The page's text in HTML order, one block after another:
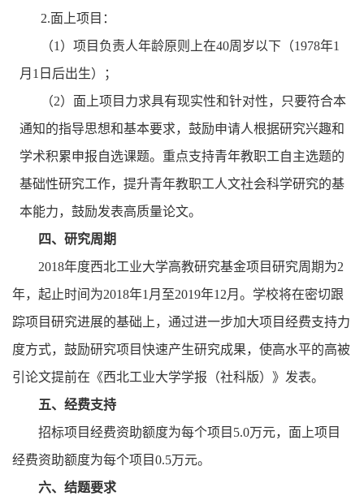
2.面上项目：
（1 ）项目负责人年龄原则上在40周岁以下（1978年1
月 1 日后出生）；
（2）面上项目力求具有现实性和针对性，只要符合本
通知的指导思想和基本要求，鼓励申请人根据研究兴趣和
学术积累申报自选课题。重点支持青年教职工自主选题的
基础性研究工作，提升青年教职工人文社会科学研究的基
本能力，鼓励发表高质量论文。
四、研究周期
2018年度西北工业大学高教研究基金项目研究周期为2
年，起止时间为2018年1 月至2019年12月。学校将在密切跟
踪项目研究进展的基础上，通过进一步加大项目经费支持力
度方式，鼓励研究项目快速产生研究成果，使高水平的高被
引论文提前在《西北工业大学学报（社科版）》发表。
五、经费支持
招标项目经费资助额度为每个项目 5.0万元，面上项目
经费资助额度为每个项目0.5万元。
六、结题要求